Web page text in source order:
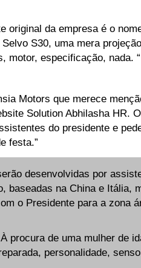
original da empresa é o
S30, uma mera
motor, especificação, nada. “
Motors que merece
Solution Abhilasha HR.
do presidente e
festa.”
desenvolvidas por
baseadas na China e Itália,
o Presidente para a zona
procura de uma mulher de
personalidade,